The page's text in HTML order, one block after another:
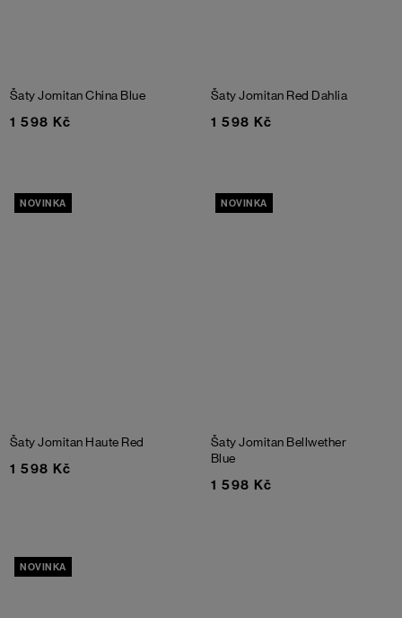
Šaty JomitanChina Blue
1 598 Kč
Šaty Jomitan Red Dahlia
1 598 Kč
NOVINKA
Šaty Jomitan Haute Red
1 598 Kč
NOVINKA
Šaty Jomitan Bellwether
Blue
1 598 Kč
NOVINKA